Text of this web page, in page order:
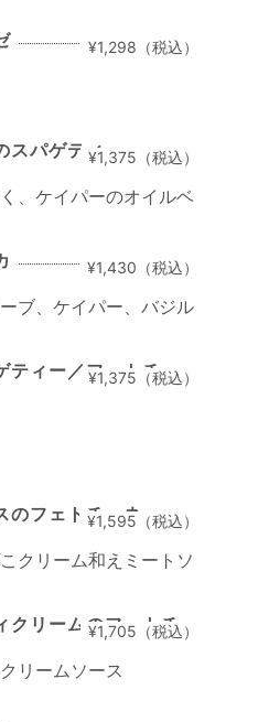
¥1,298（税込）
スパゲティ¥1,375（税込）
、ケイパーのオイルベ
¥1,430（税込）
ブ、ケイパー、バジル
ティー／フェトチー
¥1,375（税込）
のフェトチーネ¥1,595（税込）
クリーム和えミートソ
リームのフェトチー
¥1,705（税込）
リームソース